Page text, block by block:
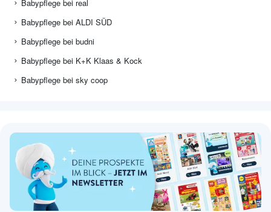
Babypflege bei real
Babypflege bei ALDI SÜD
Babypflege bei budni
Babypflege bei K+K Klaas & Kock
Babypflege bei sky coop